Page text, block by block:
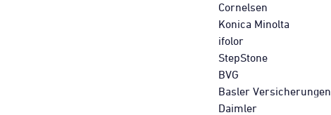
Cornelsen
Konica Minolta
ifolor
StepStone
BVG
Basler Versicherungen
Daimler